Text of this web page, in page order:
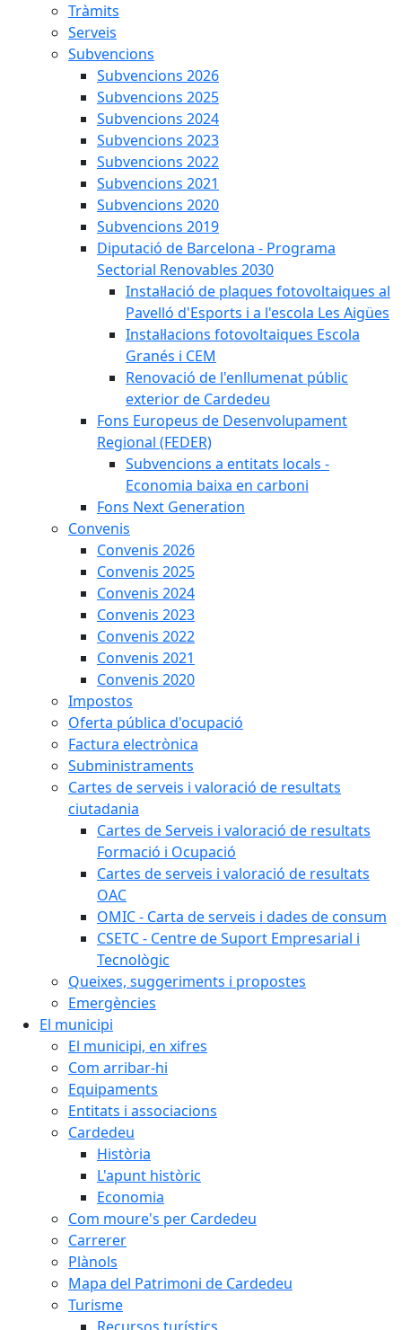
Tràmits
Serveis
Subvencions
Subvencions 2026
Subvencions 2025
Subvencions 2024
Subvencions 2023
Subvencions 2022
Subvencions 2021
Subvencions 2020
Subvencions 2019
Diputació de Barcelona - Programa
Sectorial Renovables 2030
Instal·lació de plaques fotovoltaiques al
Pavelló d'Esports i a l'escola Les Aigües
Instal·lacions fotovoltaiques Escola
Granés i CEM
Renovació de l'enllumenat públic
exterior de Cardedeu
Fons Europeus de Desenvolupament
Regional (FEDER)
Subvencions a entitats locals -
Economia baixa en carboni
Fons Next Generation
Convenis
Convenis 2026
Convenis 2025
Convenis 2024
Convenis 2023
Convenis 2022
Convenis 2021
Convenis 2020
Impostos
Oferta pública d'ocupació
Factura electrònica
Subministraments
Cartes de serveis i valoració de resultats
ciutadania
Cartes de Serveis i valoració de resultats
Formació i Ocupació
Cartes de serveis i valoració de resultats
OAC
OMIC - Carta de serveis i dades de consum
CSETC - Centre de Suport Empresarial i
Tecnològic
Queixes, suggeriments i propostes
Emergències
El municipi
El municipi, en xifres
Com arribar-hi
Equipaments
Entitats i associacions
Cardedeu
Història
L'apunt històric
Economia
Com moure's per Cardedeu
Carrerer
Plànols
Mapa del Patrimoni de Cardedeu
Turisme